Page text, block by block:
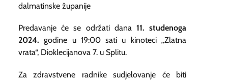
dalmatinske županije
Predavanje će se održati dana 11. studenoga
2024. godine u 19:00 sati u kinoteci „Zlatna
vrata“, Dioklecijanova 7. u Splitu.
Za zdravstvene radnike sudjelovanje će biti